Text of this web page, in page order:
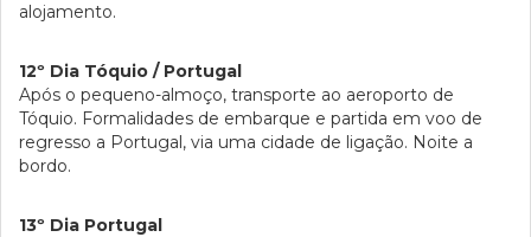
alojamento.
12º Dia Tóquio / Portugal
Após o pequeno-almoço, transporte ao aeroporto de
Tóquio. Formalidades de embarque e partida em voo de
regresso a Portugal, via uma cidade de ligação. Noite a
bordo.
13º Dia Portugal